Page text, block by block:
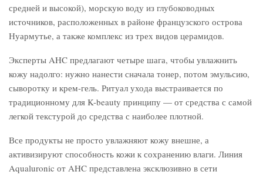
средней и высокой), морскую воду из глубоководных
источников, расположенных в районе французского острова
Нуармутье, а также комплекс из трех видов церамидов.
Эксперты AHC предлагают четыре шага, чтобы увлажнить
кожу надолго: нужно нанести сначала тонер, потом эмульсию,
сыворотку и крем-гель. Ритуал ухода выстраивается по
традиционному для K-beauty принципу — от средства с самой
легкой текстурой до средства с наиболее плотной.
Все продукты не просто увлажняют кожу внешне, а
активизируют способность кожи к сохранению влаги. Линия
Aqualuronic от AHC представлена эксклюзивно в сети